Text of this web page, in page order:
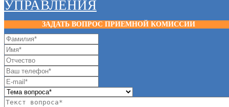
УПРАВЛЕНИЯ
ЗАДАТЬ ВОПРОС ПРИЕМНОЙ КОМИССИИ